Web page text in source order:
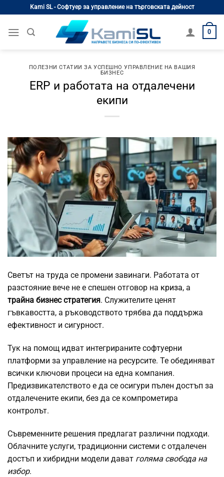
content
Kami SL - Софтуер за управление на търговската дейност
0
ПОЛЕЗНИ СТАТИИ ЗА УСПЕШНО УПРАВЛЕНИЕ НА ВАШИЯ
БИЗНЕС
ERP и работата на отдалечени
екипи
Светът на труда се промени завинаги. Работата от
разстояние вече не е спешен отговор на криза, а
трайна бизнес стратегия. Служителите ценят
гъвкавостта, а ръководството трябва да поддържа
ефективност и сигурност.
Тук на помощ идват интегрираните софтуерни
платформи за управление на ресурсите. Те обединяват
всички ключови процеси на една компания.
Предизвикателството е да се осигури пълен достъп за
отдалечените екипи, без да се компрометира
контролът.
Съвременните решения предлагат различни подходи.
Облачните услуги, традиционни системи с отдалечен
достъп и хибридни модели дават голяма свобода на
избор.